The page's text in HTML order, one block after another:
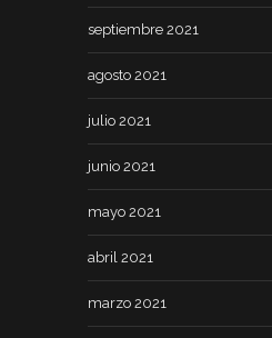
septiembre 2021
agosto 2021
julio 2021
junio 2021
mayo 2021
abril 2021
marzo 2021